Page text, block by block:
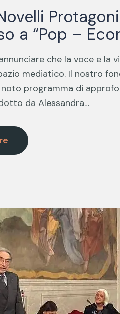
a “Pop –
che la voce e la
mediatico. Il nostro
noto programma di
da Alessandra…